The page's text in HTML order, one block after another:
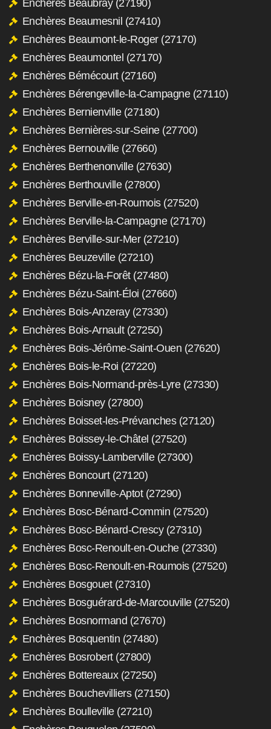
Enchères Beaubray (27190)
Enchères Beaumesnil (27410)
Enchères Beaumont-le-Roger (27170)
Enchères Beaumontel (27170)
Enchères Bémécourt (27160)
Enchères Bérengeville-la-Campagne (27110)
Enchères Bernienville (27180)
Enchères Bernières-sur-Seine (27700)
Enchères Bernouville (27660)
Enchères Berthenonville (27630)
Enchères Berthouville (27800)
Enchères Berville-en-Roumois (27520)
Enchères Berville-la-Campagne (27170)
Enchères Berville-sur-Mer (27210)
Enchères Beuzeville (27210)
Enchères Bézu-la-Forêt (27480)
Enchères Bézu-Saint-Éloi (27660)
Enchères Bois-Anzeray (27330)
Enchères Bois-Arnault (27250)
Enchères Bois-Jérôme-Saint-Ouen (27620)
Enchères Bois-le-Roi (27220)
Enchères Bois-Normand-près-Lyre (27330)
Enchères Boisney (27800)
Enchères Boisset-les-Prévanches (27120)
Enchères Boissey-le-Châtel (27520)
Enchères Boissy-Lamberville (27300)
Enchères Boncourt (27120)
Enchères Bonneville-Aptot (27290)
Enchères Bosc-Bénard-Commin (27520)
Enchères Bosc-Bénard-Crescy (27310)
Enchères Bosc-Renoult-en-Ouche (27330)
Enchères Bosc-Renoult-en-Roumois (27520)
Enchères Bosgouet (27310)
Enchères Bosguérard-de-Marcouville (27520)
Enchères Bosnormand (27670)
Enchères Bosquentin (27480)
Enchères Bosrobert (27800)
Enchères Bottereaux (27250)
Enchères Bouchevilliers (27150)
Enchères Boulleville (27210)